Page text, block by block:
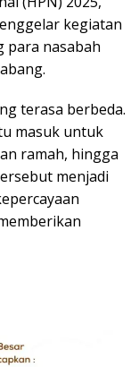
kegiatan
para nasabah
terasa berbeda.
masuk untuk
ramah, hingga
menjadi